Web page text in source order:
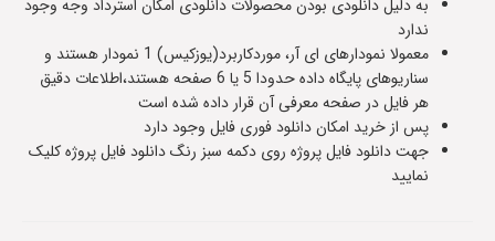
به دلیل دانلودی بودن محصولات دانلودی امکان استرداد وجه وجود
ندارد
معمولا نمودارهای ای آر، موردکاربرد(یوزکیس) 1 نمودار هستند و
سناریوهای پایگاه داده حدودا 5 یا 6 صفحه هستند،اطلاعات دقیق
هر فایل در صفحه معرفی آن قرار داده شده است
پس از خرید امکان دانلود فوری فایل وجود دارد
جهت دانلود فایل پروژه روی دکمه سبز رنگ دانلود فایل پروژه کلیک
نمایید